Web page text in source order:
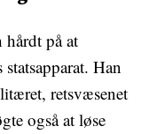
hårdt på at
Han
retsvæsenet
også at løse